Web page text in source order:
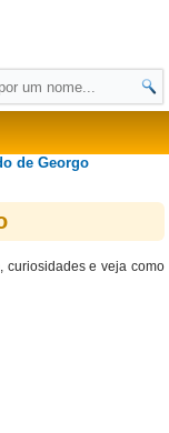
de Georgo
curiosidades e veja como